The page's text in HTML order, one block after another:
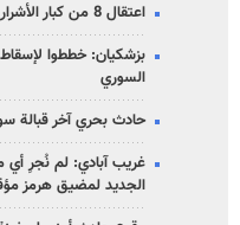
اعتقال 8 من كبار الأشرار المسلحين ومنتسبي الجماعات الإرهابية
السوري
حادث بحري آخر قبالة
غريب آبادي: لم نُجرِ أي
الجديد لمضيق هرمز